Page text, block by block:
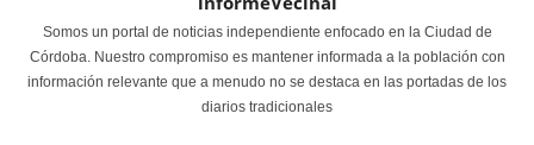
Somos un portal de noticias independiente enfocado en la Ciudad de
Córdoba. Nuestro compromiso es mantener informada a la población con
información relevante que a menudo no se destaca en las portadas de los
diarios tradicionales